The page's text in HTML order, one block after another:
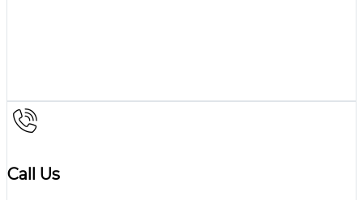
Call Us